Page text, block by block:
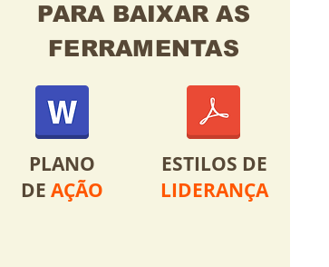
PARA BAIXAR AS
FERRAMENTAS
PLANO
DE AÇÃO
ESTILOS DE
LIDERANÇA